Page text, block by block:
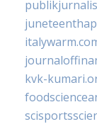
kvk-